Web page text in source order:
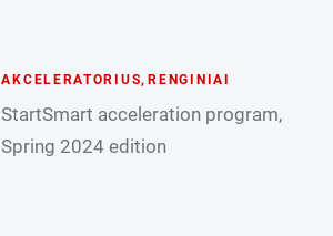
AKCELERATORIUS, RENGINIAI
StartSmart acceleration program,
Spring 2024 edition